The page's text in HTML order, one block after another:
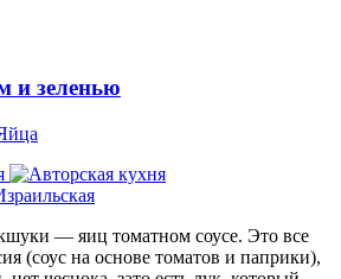
и зеленью
— яиц томатном соусе. Это все
(соус на основе томатов и паприки),